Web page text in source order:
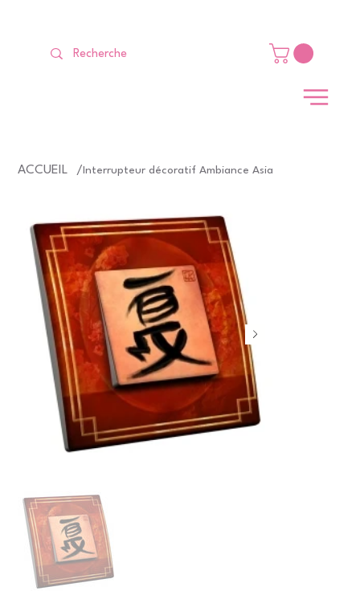
ACCUEIL /Interrupteur décoratif Ambiance Asia